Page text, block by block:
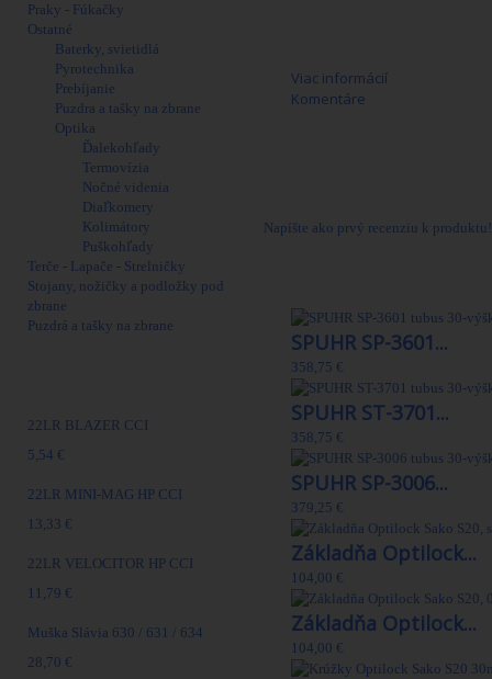
Praky - Fúkačky
Ostatné
Baterky, svietidlá
Pyrotechnika
Prebíjanie
Puzdra a tašky na zbrane
Optika
Ďalekohľady
Termovízia
Nočné videnia
Diaľkomery
Kolimátory
Puškohľady
Terče - Lapače - Strelničky
Stojany, nožičky a podložky pod
zbrane
Puzdrá a tašky na zbrane
22LR BLAZER CCI
5,54 €
22LR MINI-MAG HP CCI
13,33 €
22LR VELOCITOR HP CCI
11,79 €
Muška Slávia 630 / 631 / 634
28,70 €
Viac informácií
Komentáre
Napíšte ako prvý recenziu k
SPUHR SP-3601...
358,75 €
SPUHR ST-3701...
358,75 €
SPUHR SP-3006...
379,25 €
Základňa Optilock...
104,00 €
Základňa Optilock...
104,00 €